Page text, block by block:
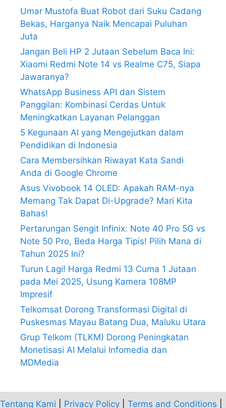
Umar Mustofa Buat Robot dari Suku Cadang
Bekas, Harganya Naik Mencapai Puluhan
Juta
Jangan Beli HP 2 Jutaan Sebelum Baca Ini:
Xiaomi Redmi Note 14 vs Realme C75, Siapa
Jawaranya?
WhatsApp Business API dan Sistem
Panggilan: Kombinasi Cerdas Untuk
Meningkatkan Layanan Pelanggan
5 Kegunaan AI yang Mengejutkan dalam
Pendidikan di Indonesia
Cara Membersihkan Riwayat Kata Sandi
Anda di Google Chrome
Asus Vivobook 14 OLED: Apakah RAM-nya
Memang Tak Dapat Di-Upgrade? Mari Kita
Bahas!
Pertarungan Sengit Infinix: Note 40 Pro 5G vs
Note 50 Pro, Beda Harga Tipis! Pilih Mana di
Tahun 2025 Ini?
Turun Lagi! Harga Redmi 13 Cuma 1 Jutaan
pada Mei 2025, Usung Kamera 108MP
Impresif
Telkomsat Dorong Transformasi Digital di
Puskesmas Mayau Batang Dua, Maluku Utara
Grup Telkom (TLKM) Dorong Peningkatan
Monetisasi AI Melalui Infomedia dan
MDMedia
Tentang Kami Privacy Policy Terms and Conditions